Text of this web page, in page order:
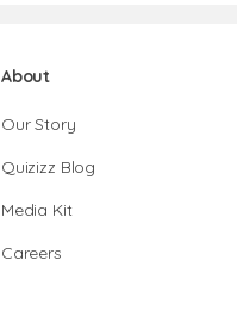
About
Our Story
Quizizz Blog
Media Kit
Careers